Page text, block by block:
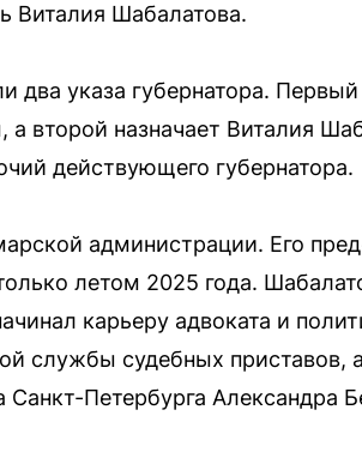
Виталия Шабалатова.
два указа губернатора.
второй назначает Виталия
действующего губернатора.
администрации. Его
летом 2025 года.
карьеру адвоката и
службы судебных приставов,
Петербурга Александра